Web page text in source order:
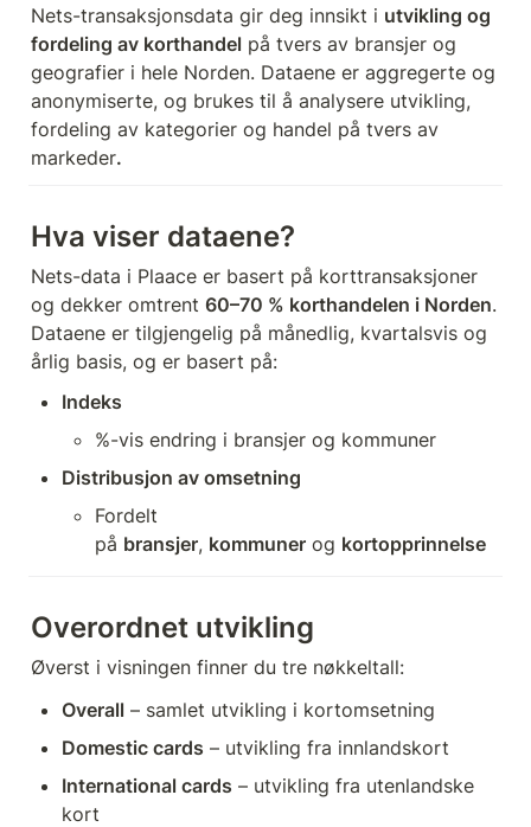
Nets-transaksjonsdata gir deg innsikt i utvikling og
fordeling av korthandel på tvers av bransjer og
geografier i hele Norden. Dataene er aggregerte og
anonymiserte, og brukes til å analysere utvikling,
fordeling av kategorier og handel på tvers av
markeder.
Hva viser dataene?
Nets-data i Plaace er basert på korttransaksjoner
og dekker omtrent 60–70 % korthandelen i Norden.
Dataene er tilgjengelig på månedlig, kvartalsvis og
årlig basis, og er basert på:
Indeks
%-vis endring i bransjer og kommuner
Distribusjon av omsetning
Fordelt
på bransjer, kommuner og kortopprinnelse
Overordnet utvikling
Øverst i visningen finner du tre nøkkeltall:
Overall – samlet utvikling i kortomsetning
Domestic cards – utvikling fra innlandskort
International cards – utvikling fra utenlandske
kort